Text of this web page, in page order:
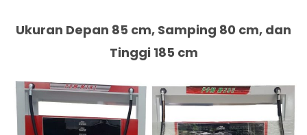
Ukuran Depan 85 cm, Samping 80 cm, dan
Tinggi 185 cm